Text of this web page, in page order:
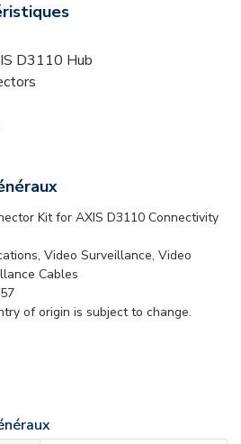
D3110 Hub
Kit for AXIS D3110 Connectivity
Video Surveillance, Video
Cables
of origin is subject to change.